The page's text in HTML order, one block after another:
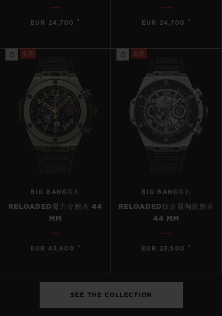
EUR 24,700 • EUR 24,700 •
全新
BIG BANG系列
RELOADED魔力金腕表 44
MM
EUR 43,600 •
全新
BIG BANG系列
RELOADED钛金属陶瓷腕表
44 MM
EUR 23,500 •
SEE THE COLLECTION